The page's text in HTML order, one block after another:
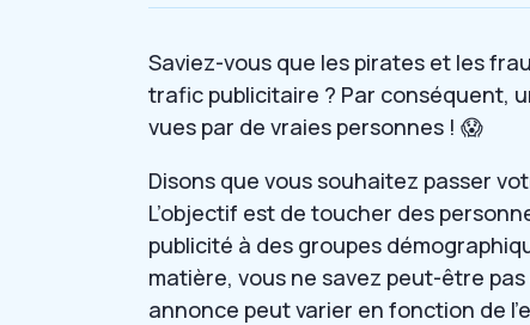
Saviez-vous que les pirates et les
trafic publicitaire ? Par conséquent,
vues par de vraies personnes ! 😱
Disons que vous souhaitez passer
L’objectif est de toucher des
publicité à des groupes
matière, vous ne savez peut-être
annonce peut varier en fonction de